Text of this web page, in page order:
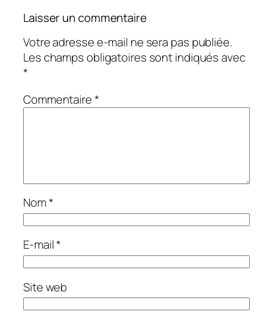
Laisser un commentaire
Votre adresse e-mail ne sera pas publiée.
Les champs obligatoires sont indiqués avec
*
Commentaire*
Nom*
E-mail*
Site web